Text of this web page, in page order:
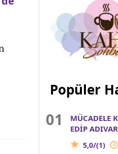
Popüler
MÜCADELE
EDİP ADIVAR
5,0/(1)